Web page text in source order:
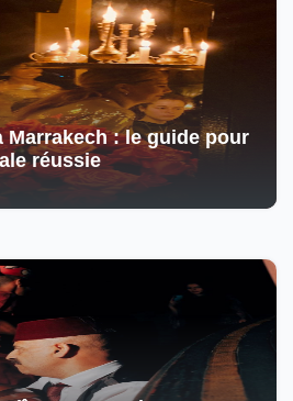
Marrakech : le guide pour
réussie